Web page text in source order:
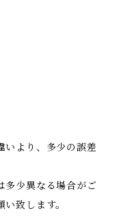
いより、多少の誤差
多少異なる場合がご
致します。